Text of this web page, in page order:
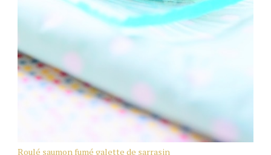
Roulé saumon fumé galette de sarrasin